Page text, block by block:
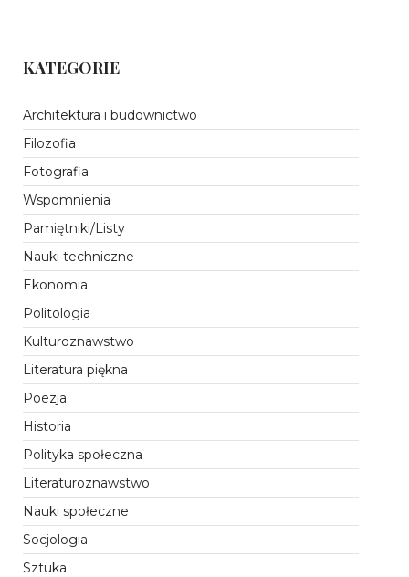
KATEGORIE
Architektura i budownictwo
Filozofia
Fotografia
Wspomnienia
Pamiętniki/Listy
Nauki techniczne
Ekonomia
Politologia
Kulturoznawstwo
Literatura piękna
Poezja
Historia
Polityka społeczna
Literaturoznawstwo
Nauki społeczne
Socjologia
Sztuka